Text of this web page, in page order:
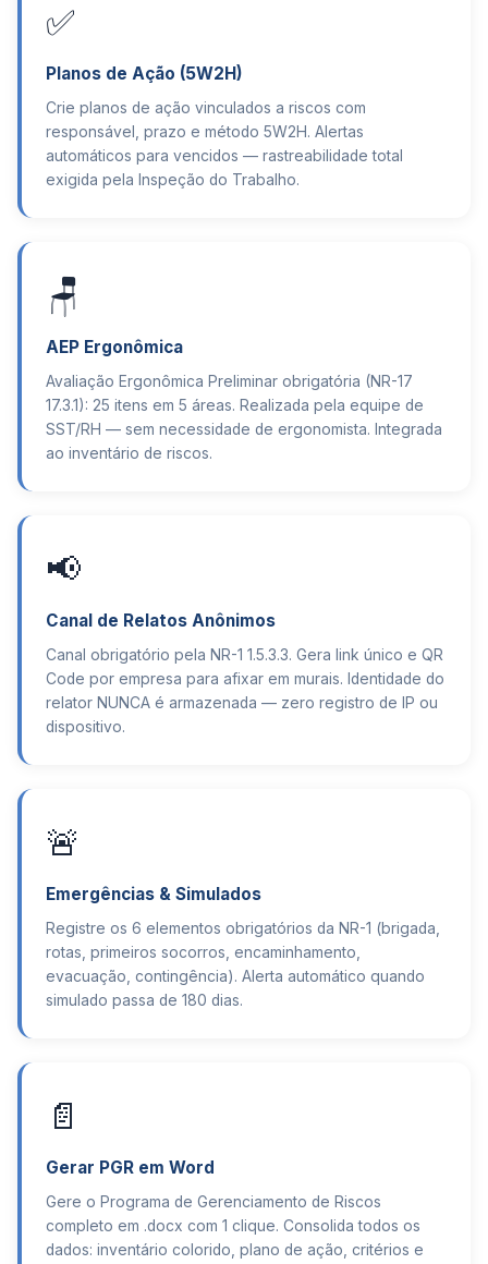
✅
Planos de Ação (5W2H)
Crie planos de ação vinculados a riscos com
responsável, prazo e método 5W2H. Alertas
automáticos para vencidos — rastreabilidade total
exigida pela Inspeção do Trabalho.
🪑
AEP Ergonômica
Avaliação Ergonômica Preliminar obrigatória (NR-17
17.3.1): 25 itens em 5 áreas. Realizada pela equipe de
SST/RH — sem necessidade de ergonomista. Integrada
ao inventário de riscos.
📢
Canal de Relatos Anônimos
Canal obrigatório pela NR-1 1.5.3.3. Gera link único e QR
Code por empresa para afixar em murais. Identidade do
relator NUNCA é armazenada — zero registro de IP ou
dispositivo.
🚨
Emergências & Simulados
Registre os 6 elementos obrigatórios da NR-1 (brigada,
rotas, primeiros socorros, encaminhamento,
evacuação, contingência). Alerta automático quando
simulado passa de 180 dias.
📄
Gerar PGR em Word
Gere o Programa de Gerenciamento de Riscos
completo em .docx com 1 clique. Consolida todos os
dados: inventário colorido, plano de ação, critérios e